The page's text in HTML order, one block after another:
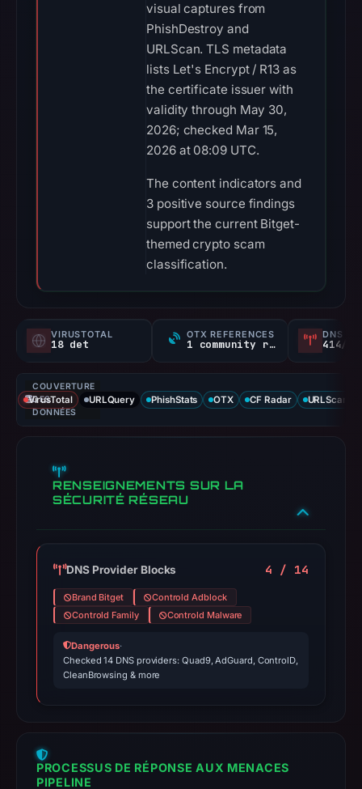
visual captures from
PhishDestroy and
URLScan. TLS metadata
lists Let's Encrypt / R13 as
the certificate issuer with
validity through May 30,
2026; checked Mar 15,
2026 at 08:09 UTC.
The content indicators and
3 positive source findings
support the current Bitget-
themed crypto scam
classification.
VIRUSTOTAL
18 det
OTX REFERENCES
1 community ref
DNS
414/
COUVERTURE
DES
DONNÉES
VirusTotal URLQuery PhishStats OTX CF Radar URLScan
RENSEIGNEMENTS SUR LA
SÉCURITÉ RÉSEAU
DNS Provider Blocks 4 / 14
Brand Bitget
Controld Adblock
Controld Family
Controld Malware
Dangerous·
Checked 14 DNS providers: Quad9, AdGuard, ControlD,
CleanBrowsing & more
PROCESSUS DE RÉPONSE AUX MENACES
PIPELINE